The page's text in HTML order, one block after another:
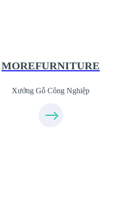
MOREFURNITURE
Xưởng Gỗ Công Nghiệp